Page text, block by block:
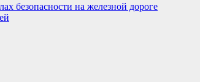
безопасности на железной дороге